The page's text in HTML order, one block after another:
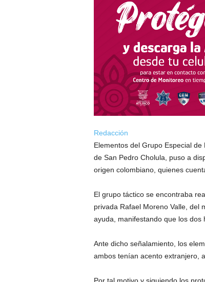
Redacción
Elementos del Grupo Especial
de San Pedro Cholula, puso a
origen colombiano, quienes
El grupo táctico se encontraba
privada Rafael Moreno Valle, del
ayuda, manifestando que los dos
Ante dicho señalamiento, los
ambos tenían acento extranjero,